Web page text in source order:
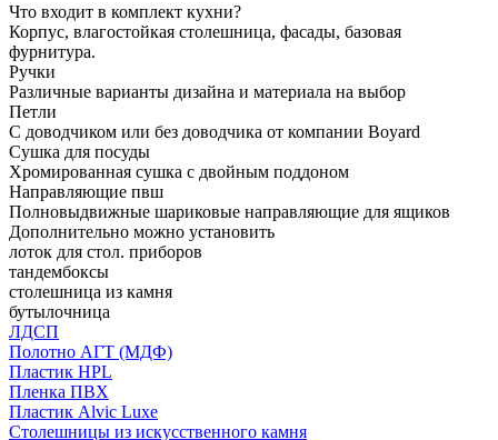
Что входит в комплект кухни?
Корпус, влагостойкая столешница, фасады, базовая
фурнитура.
Ручки
Различные варианты дизайна и материала на выбор
Петли
С доводчиком или без доводчика от компании Boyard
Сушка для посуды
Хромированная сушка с двойным поддоном
Направляющие пвш
Полновыдвижные шариковые направляющие для ящиков
Дополнительно можно установить
лоток для стол. приборов
тандембоксы
столешница из камня
бутылочница
ЛДСП
Полотно АГТ (МДФ)
Пластик HPL
Пленка ПВХ
Пластик Alvic Luxe
Столешницы из искусственного камня